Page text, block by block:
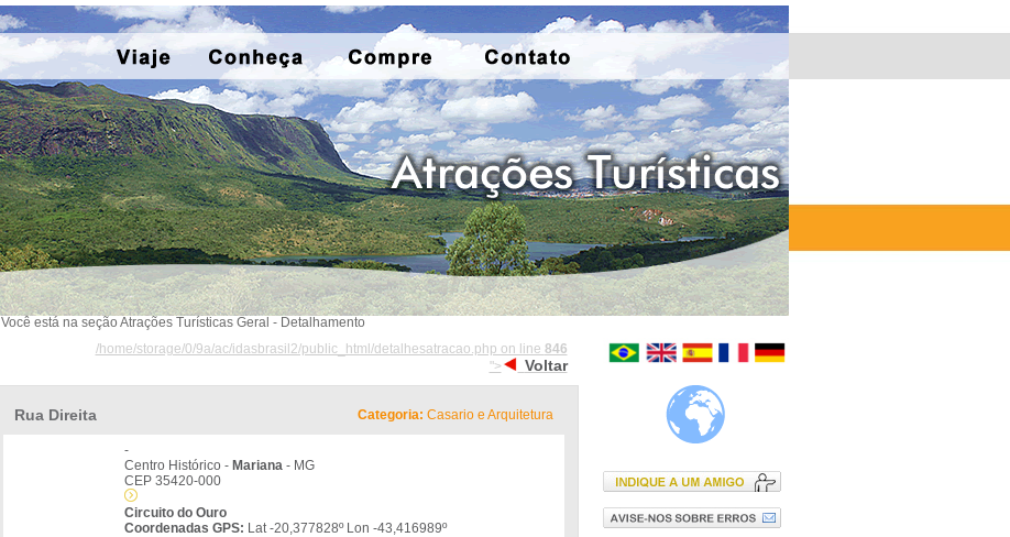
Você está na seção Atrações Turísticas Geral - Detalhamento
/home/storage/0/9a/ac/idasbrasil2/public_html/detalhesatracao.php on line 846
">
Voltar
Rua Direita Categoria: Casario e Arquitetura
-
Centro Histórico - Mariana - MG
CEP 35420-000
Circuito do Ouro
Coordenadas GPS: Lat -20,377828º Lon -43,416989º